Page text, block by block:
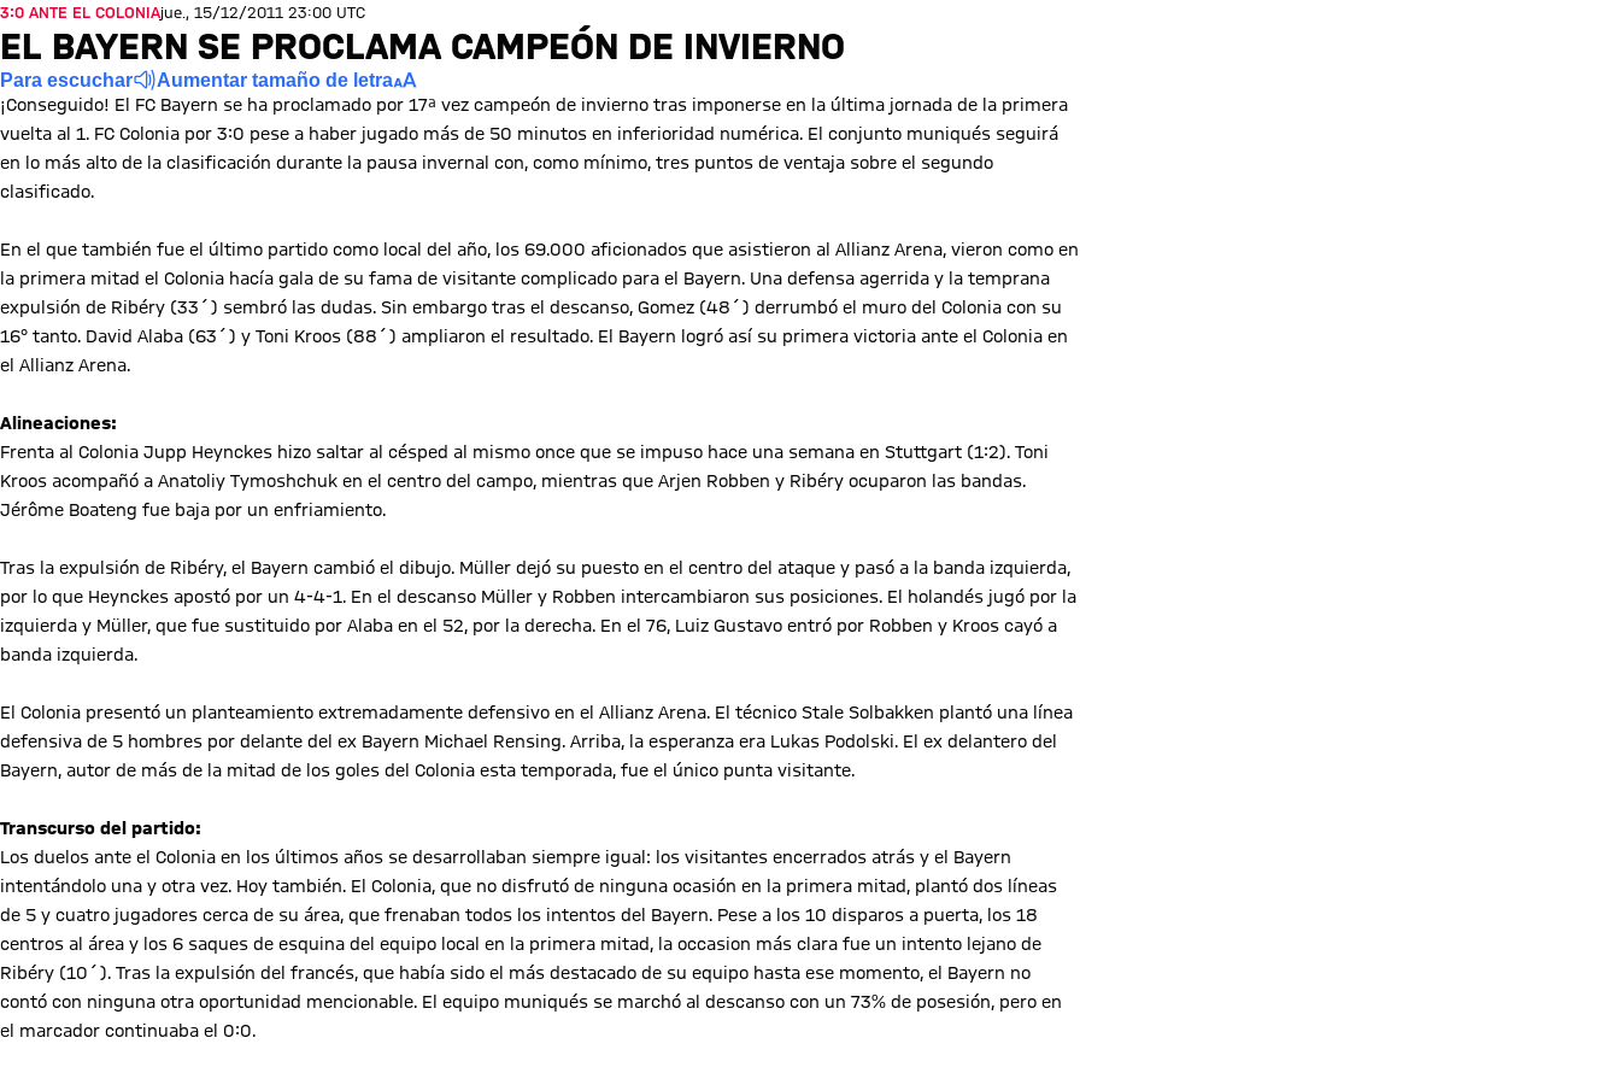
3:0 ANTE EL COLONIAjue., 15/12/2011 23:00 UTC
EL BAYERN SE PROCLAMA CAMPEÓN DE INVIERNO
Para escuchar Aumentar tamaño de letra
¡Conseguido! El FC Bayern se ha proclamado por 17ª vez campeón de invierno tras imponerse en la última jornada de la primera
vuelta al 1. FC Colonia por 3:0 pese a haber jugado más de 50 minutos en inferioridad numérica. El conjunto muniqués seguirá
en lo más alto de la clasificación durante la pausa invernal con, como mínimo, tres puntos de ventaja sobre el segundo
clasificado.
En el que también fue el último partido como local del año, los 69.000 aficionados que asistieron al Allianz Arena, vieron como en
la primera mitad el Colonia hacía gala de su fama de visitante complicado para el Bayern. Una defensa agerrida y la temprana
expulsión de Ribéry (33´) sembró las dudas. Sin embargo tras el descanso, Gomez (48´) derrumbó el muro del Colonia con su
16° tanto. David Alaba (63´) y Toni Kroos (88´) ampliaron el resultado. El Bayern logró así su primera victoria ante el Colonia en
el Allianz Arena.
Alineaciones:
Frenta al Colonia Jupp Heynckes hizo saltar al césped al mismo once que se impuso hace una semana en Stuttgart (1:2). Toni
Kroos acompañó a Anatoliy Tymoshchuk en el centro del campo, mientras que Arjen Robben y Ribéry ocuparon las bandas.
Jérôme Boateng fue baja por un enfriamiento.
Tras la expulsión de Ribéry, el Bayern cambió el dibujo. Müller dejó su puesto en el centro del ataque y pasó a la banda izquierda,
por lo que Heynckes apostó por un 4-4-1. En el descanso Müller y Robben intercambiaron sus posiciones. El holandés jugó por la
izquierda y Müller, que fue sustituido por Alaba en el 52, por la derecha. En el 76, Luiz Gustavo entró por Robben y Kroos cayó a
banda izquierda.
El Colonia presentó un planteamiento extremadamente defensivo en el Allianz Arena. El técnico Stale Solbakken plantó una línea
defensiva de 5 hombres por delante del ex Bayern Michael Rensing. Arriba, la esperanza era Lukas Podolski. El ex delantero del
Bayern, autor de más de la mitad de los goles del Colonia esta temporada, fue el único punta visitante.
Transcurso del partido:
Los duelos ante el Colonia en los últimos años se desarrollaban siempre igual: los visitantes encerrados atrás y el Bayern
intentándolo una y otra vez. Hoy también. El Colonia, que no disfrutó de ninguna ocasión en la primera mitad, plantó dos líneas
de 5 y cuatro jugadores cerca de su área, que frenaban todos los intentos del Bayern. Pese a los 10 disparos a puerta, los 18
centros al área y los 6 saques de esquina del equipo local en la primera mitad, la occasion más clara fue un intento lejano de
Ribéry (10´). Tras la expulsión del francés, que había sido el más destacado de su equipo hasta ese momento, el Bayern no
contó con ninguna otra oportunidad mencionable. El equipo muniqués se marchó al descanso con un 73% de posesión, pero en
el marcador continuaba el 0:0.